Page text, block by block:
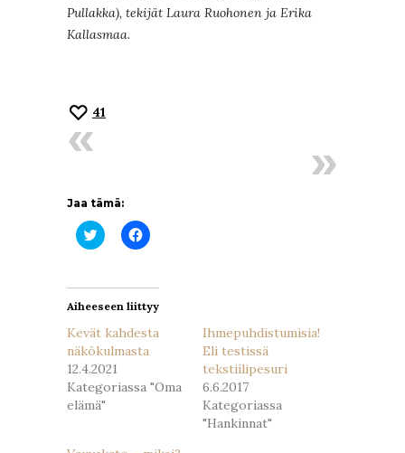
Pullakka), tekijät Laura Ruohonen ja Erika
Kallasmaa.
41
Jaa tämä:
Jaa
Twitterissä(Avautuu
Jaa
Facebookissa(Avautuu
Aiheeseen liittyy
Kevät kahdesta
näkökulmasta
12.4.2021
Kategoriassa "Oma
elämä"
Ihmepuhdistumisia!
Eli testissä
tekstiilipesuri
6.6.2017
Kategoriassa
"Hankinnat"